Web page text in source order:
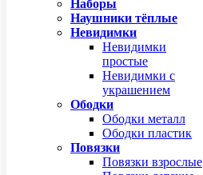
Наборы
Наушники тёплые
Невидимки
Невидимки
простые
Невидимки с
украшением
Ободки
Ободки металл
Ободки пластик
Повязки
Повязки взрослые